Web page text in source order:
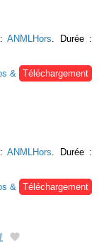
:ANMLHors. Durée :
&
Téléchargement
:ANMLHors . Durée :
&
Téléchargement